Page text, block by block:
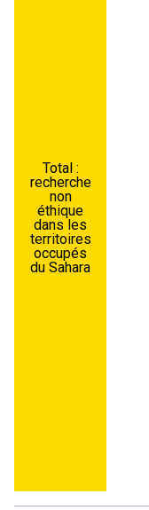
Total :
recherche
non
éthique
dans les
territoires
occupés
du Sahara